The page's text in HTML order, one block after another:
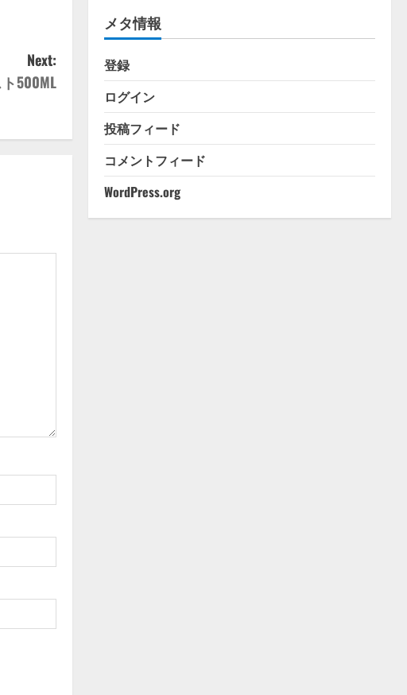
Next:
500ML
ー
メタ情報
登録
ログイン
投稿フィード
コメントフィード
WordPress.org